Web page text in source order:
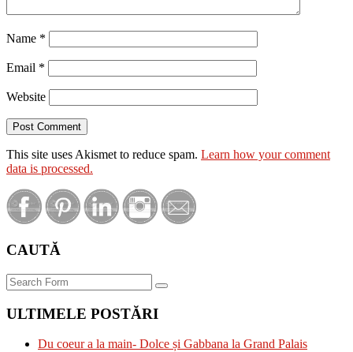
Name *
Email *
Website
This site uses Akismet to reduce spam. Learn how your comment
data is processed.
CAUTĂ
Search
ULTIMELE POSTĂRI
Du coeur a la main- Dolce și Gabbana la Grand Palais